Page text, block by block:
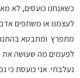
כשאנחנו כועסים, לא
לעצמנו או משתפים
מתפרץ ומתבטא
לפעמים מה שעושה את
נעלבתי. אני כועסת כי